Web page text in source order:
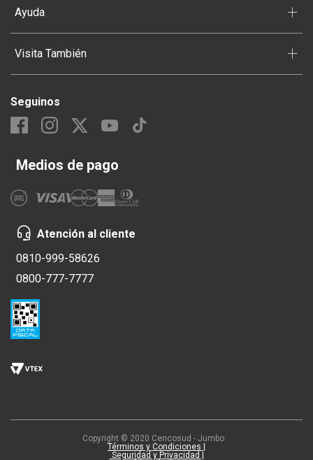
Ayuda +
Visita También +
Seguinos
Medios de pago
Atención al cliente
0810-999-58626
0800-777-7777
Copyright © 2020 Cencosud - Jumbo
Términos y Condiciones |
Seguridad y Privacidad |